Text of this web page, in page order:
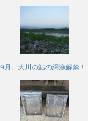
9月、大川の鮎の網漁解禁！